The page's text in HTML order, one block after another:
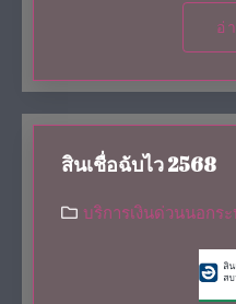
อ่
สินเชื่อฉับไว 2568
บริการเงินด่วนนอกร